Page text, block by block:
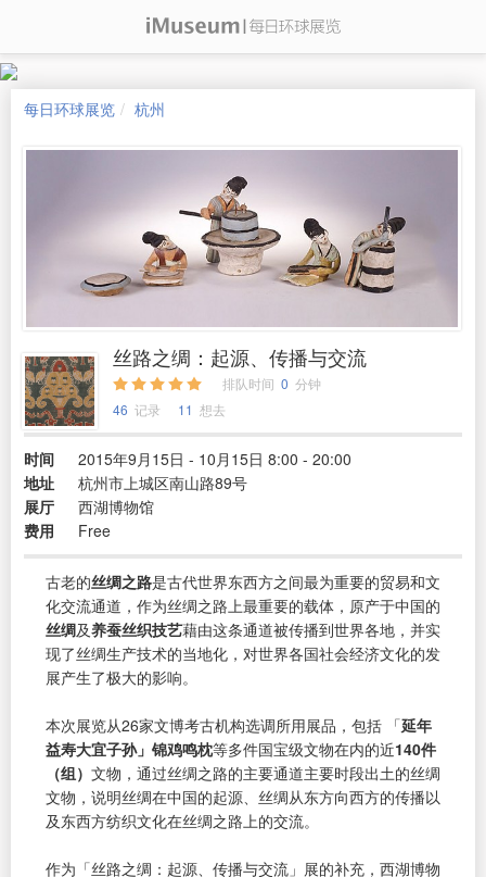
每日环球展览 杭州
丝路之绸：起源、传播与交流
排队时间 0 分钟
46 记录 11 想去
时间
2015年9月15日 - 10月15日 8:00 - 20:00
地址
杭州市上城区南山路89号
展厅
西湖博物馆
费用
Free
古老的丝绸之路是古代世界东西方之间最为重要的贸易和文
化交流通道，作为丝绸之路上最重要的载体，原产于中国的
丝绸及养蚕丝织技艺藉由这条通道被传播到世界各地，并实
现了丝绸生产技术的当地化，对世界各国社会经济文化的发
展产生了极大的影响。
本次展览从26家文博考古机构选调所用展品，包括 「延年
益寿大宜子孙」锦鸡鸣枕等多件国宝级文物在内的近140件
（组） 文物，通过丝绸之路的主要通道主要时段出土的丝绸
文物，说明丝绸在中国的起源、丝绸从东方向西方的传播以
及东西方纺织文化在丝绸之路上的交流。
作为「丝路之绸：起源、传播与交流」展的补充，西湖博物